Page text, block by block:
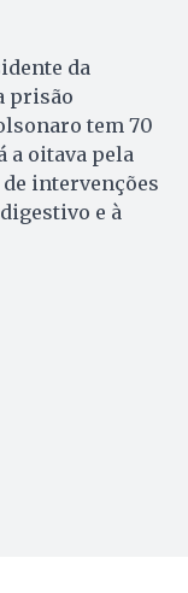
da
prisão
tem 70
a oitava pela
intervenções
e à